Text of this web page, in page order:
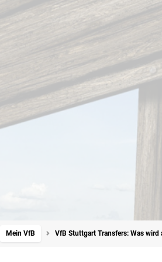
Mein VfB VfB Stuttgart Transfers: Was wird